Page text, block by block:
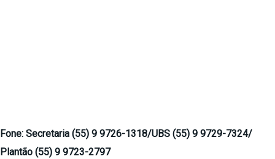
Fone: Secretaria (55) 9 9726-1318/UBS (55) 9 9729-7324/
Plantão (55) 9 9723-2797